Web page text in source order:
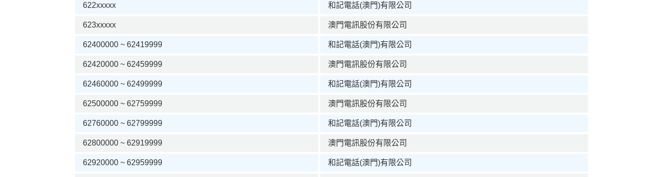
622xxxxx 和記電話(澳門)有限公司
623xxxxx 澳門電訊股份有限公司
62400000 ~ 62419999 和記電話(澳門)有限公司
62420000 ~ 62459999 澳門電訊股份有限公司
62460000 ~ 62499999 和記電話(澳門)有限公司
62500000 ~ 62759999 澳門電訊股份有限公司
62760000 ~ 62799999 和記電話(澳門)有限公司
62800000 ~ 62919999 澳門電訊股份有限公司
62920000 ~ 62959999 和記電話(澳門)有限公司